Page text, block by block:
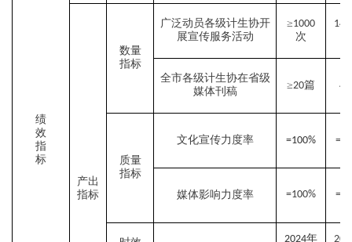
绩
效
指
标
产出
指标
数量
指标
广泛动员各级计生协开
展宣传服务活动
≥1000
次
全市各级计生协在省级
媒体刊稿
≥20篇 41
质量
指标
文化宣传力度率 =100%
媒体影响力度率 =100%
2024年